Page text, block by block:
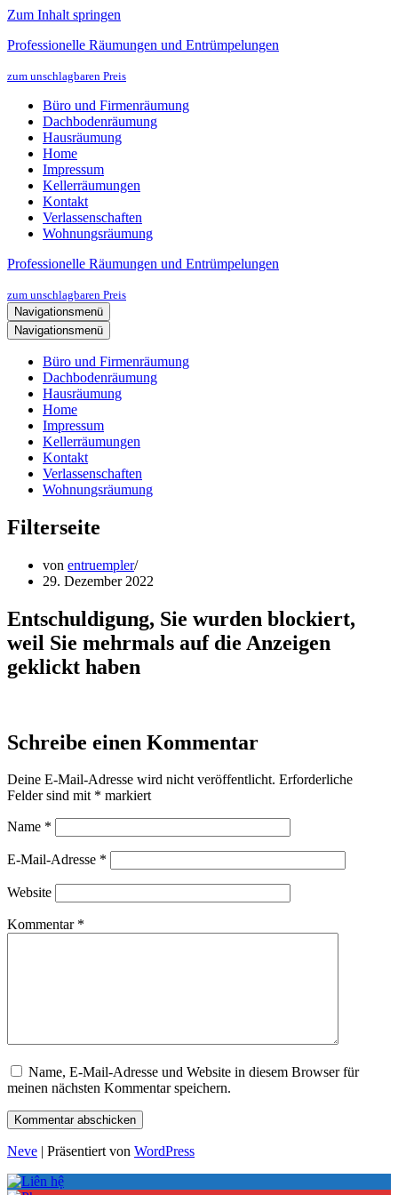
Zum Inhalt springen
Professionelle Räumungen und Entrümpelungen
zum unschlagbaren Preis
Büro und Firmenräumung
Dachbodenräumung
Hausräumung
Home
Impressum
Kellerräumungen
Kontakt
Verlassenschaften
Wohnungsräumung
Professionelle Räumungen und Entrümpelungen
zum unschlagbaren Preis
Navigationsmenü
Navigationsmenü
Büro und Firmenräumung
Dachbodenräumung
Hausräumung
Home
Impressum
Kellerräumungen
Kontakt
Verlassenschaften
Wohnungsräumung
Filterseite
von entruempler
29. Dezember 2022
Entschuldigung, Sie wurden blockiert,
weil Sie mehrmals auf die Anzeigen
geklickt haben
Schreibe einen Kommentar
Deine E-Mail-Adresse wird nicht veröffentlicht. Erforderliche
Felder sind mit * markiert
Name *
E-Mail-Adresse *
Website
Kommentar *
Name, E-Mail-Adresse und Website in diesem Browser für
meinen nächsten Kommentar speichern.
Neve | Präsentiert von WordPress